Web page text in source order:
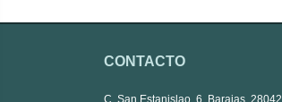
CONTACTO
C. San Estanislao, 6, Barajas, 28042